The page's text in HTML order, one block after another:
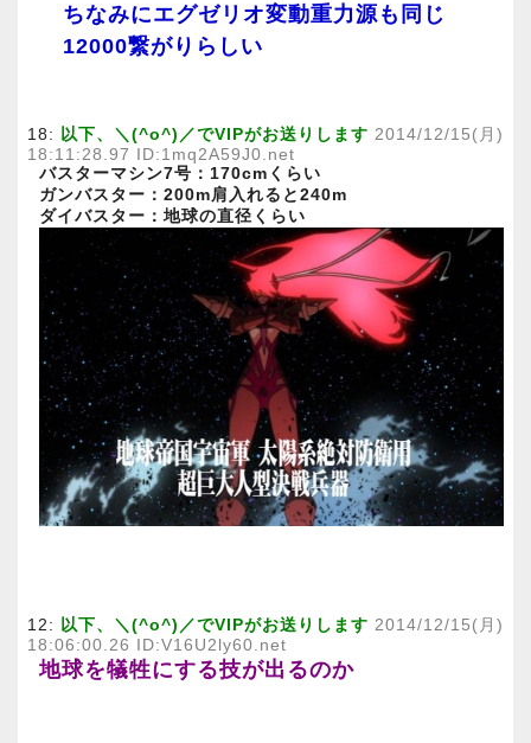
ちなみにエグゼリオ変動重力源も同じ
12000繋がりらしい
18: 以下、＼(^o^)／でVIPがお送りします 2014/12/15(月)
18:11:28.97 ID:1mq2A59J0.net
バスターマシン7号：170cmくらい
ガンバスター：200m肩入れると240m
ダイバスター：地球の直径くらい
12: 以下、＼(^o^)／でVIPがお送りします 2014/12/15(月)
18:06:00.26 ID:V16U2ly60.net
地球を犠牲にする技が出るのか